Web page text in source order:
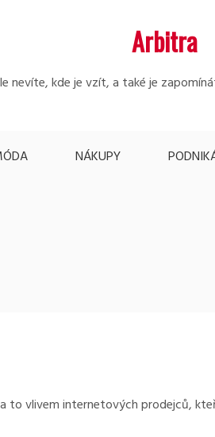
Arbitra
nevíte, kde je vzít, a také je
NÁKUPY
to vlivem internetových prodejců,